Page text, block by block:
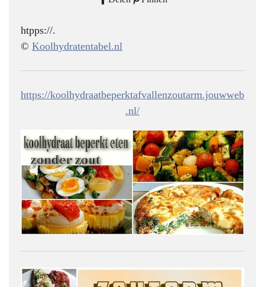
htpps://.
© Koolhydratentabel.nl
https://koolhydraatbeperktafvallenzoutarm.jouwweb
.nl/